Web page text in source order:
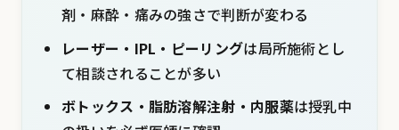
剤・麻酔・痛みの強さで判断が変わる
レーザー・IPL・ピーリングは局所施術とし
て相談されることが多い
ボトックス・脂肪溶解注射・内服薬は授乳中